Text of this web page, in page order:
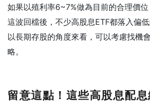
如果以殖利率6~7%做為目前的合理價
這波回檔後，不少高股息ETF都落入偏
以長期存股的角度來看，可以考慮找機
略。
留意這點！這些高股息配